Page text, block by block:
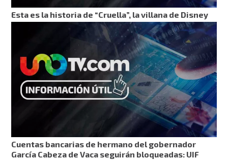
Esta es la historia de “Cruella”, la villana de Disney
Cuentas bancarias de hermano del gobernador
García Cabeza de Vaca seguirán bloqueadas: UIF